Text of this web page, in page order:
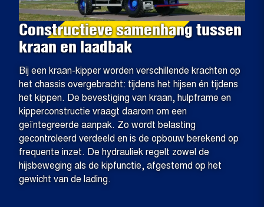
Constructieve samenhang tussen
kraan en laadbak
Bij een kraan-kipper worden verschillende krachten op
het chassis overgebracht: tijdens het hijsen én tijdens
het kippen. De bevestiging van kraan, hulpframe en
kipperconstructie vraagt daarom om een
geïntegreerde aanpak. Zo wordt belasting
gecontroleerd verdeeld en is de opbouw berekend op
frequente inzet. De hydrauliek regelt zowel de
hijsbeweging als de kipfunctie, afgestemd op het
gewicht van de lading.